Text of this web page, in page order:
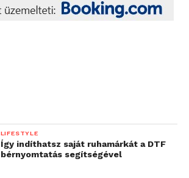
LIFESTYLE
Így indíthatsz saját ruhamárkát a DTF
bérnyomtatás segítségével